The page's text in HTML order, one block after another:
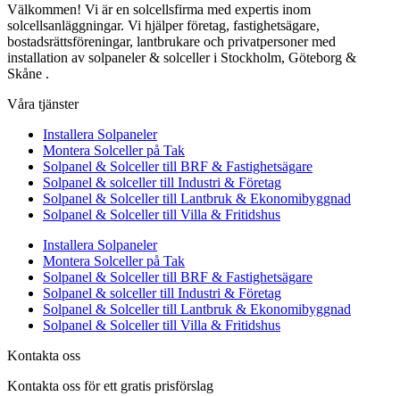
Välkommen! Vi är en solcellsfirma med expertis inom
solcellsanläggningar. Vi hjälper företag, fastighetsägare,
bostadsrättsföreningar, lantbrukare och privatpersoner med
installation av solpaneler & solceller i Stockholm, Göteborg &
Skåne .
Våra tjänster
Installera Solpaneler
Montera Solceller på Tak
Solpanel & Solceller till BRF & Fastighetsägare
Solpanel & solceller till Industri & Företag
Solpanel & Solceller till Lantbruk & Ekonomibyggnad
Solpanel & Solceller till Villa & Fritidshus
Installera Solpaneler
Montera Solceller på Tak
Solpanel & Solceller till BRF & Fastighetsägare
Solpanel & solceller till Industri & Företag
Solpanel & Solceller till Lantbruk & Ekonomibyggnad
Solpanel & Solceller till Villa & Fritidshus
Kontakta oss
Kontakta oss för ett gratis prisförslag